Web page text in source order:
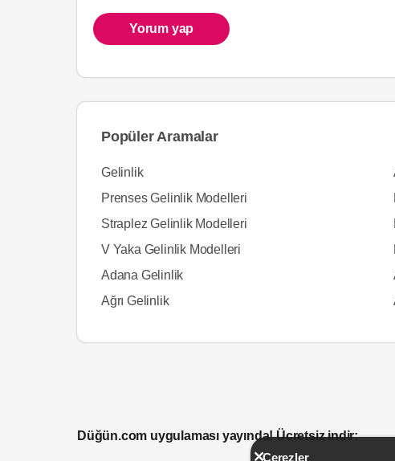
Yorum yap
Popüler Aramalar
Gelinlik
Prenses Gelinlik Modelleri
Straplez Gelinlik Modelleri
V Yaka Gelinlik Modelleri
Adana Gelinlik
Ağrı Gelinlik
Düğün.com uygulaması yayında! Ücretsiz indir:
Çerezler